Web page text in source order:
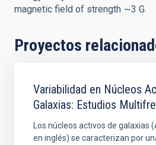
magnetic field of strength ∼3 G.
Proyectos
Variabilidad en Núcleos
Galaxias: Estudios
Los núcleos activos de galaxias
en inglés) se caracterizan por